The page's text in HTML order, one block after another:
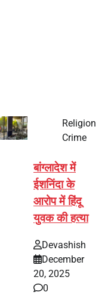
Religion
Crime
बांग्लादेश में
ईशनिंदा के
आरोप में हिंदू
युवक की हत्या
Devashish
December
20, 2025
0